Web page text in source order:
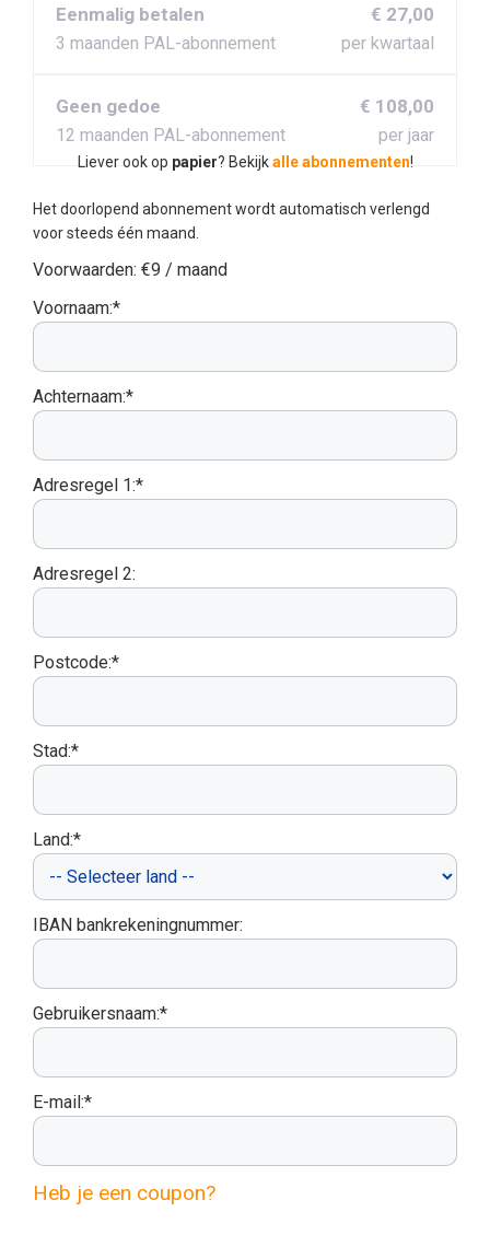
Eenmalig betalen
3 maanden PAL-abonnement
€ 27,00
per kwartaal
Geen gedoe
12 maanden PAL-abonnement
€ 108,00
per jaar
Liever ook op papier? Bekijkalle abonnementen!
Het doorlopend abonnement wordt automatisch verlengd
voor steeds één maand.
Voorwaarden: €9 / maand
Voornaam:*
Achternaam:*
Adresregel 1:*
Adresregel 2:
Postcode:*
Stad:*
Land:*
IBAN bankrekeningnummer:
Gebruikersnaam:*
E-mail:*
Heb je een coupon?